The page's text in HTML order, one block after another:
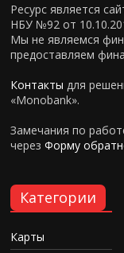
Ресурс является
НБУ №92 от
Мы не являемся
предоставляем
Контакты для
«Monobank».
Замечания по
черезФорму
Категории
Карты